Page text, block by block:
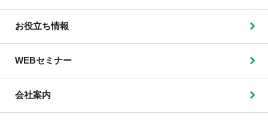
お役立ち情報
WEBセミナー
会社案内